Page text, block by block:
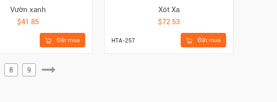
Vườn xanh
$41.85
Đặt mua
Xót Xa
$72.53
Đặt mua
HTA-257
8 9